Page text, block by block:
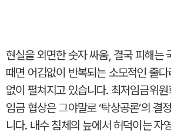
현실을 외면한 숫자 싸움, 결국 피해는
때면 어김없이 반복되는 소모적인 줄
없이 펼쳐지고 있습니다. 최저임금위
임금 협상은 그야말로 ‘탁상공론’의 결
니다. 내수 침체의 늪에서 허덕이는 자